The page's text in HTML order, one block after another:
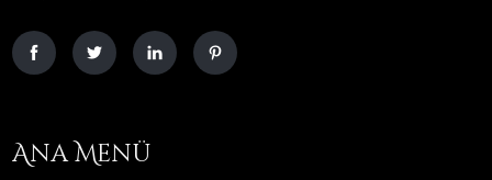
Ana Menü